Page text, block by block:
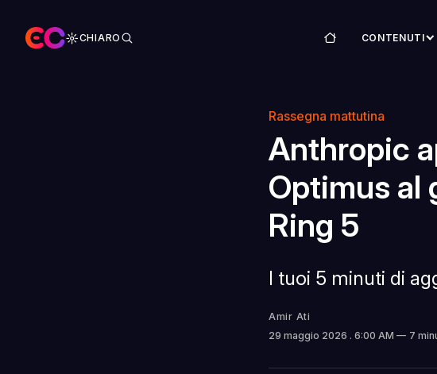
CHIARO CONTENUTI
Rassegna mattutina
Anthropic
Optimus al
Ring 5
I tuoi 5 minuti di
Amir Ati
29 maggio 2026 . 6:00 AM 7